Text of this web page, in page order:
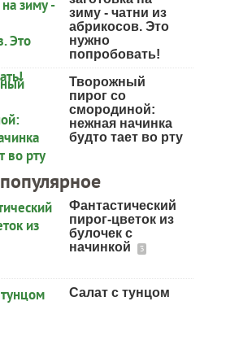
зиму - чатни из
абрикосов. Это
нужно
попробовать!
Творожный
пирог со
смородиной:
нежная начинка
будто тает во рту
Фантастический
пирог-цветок из
булочек с
начинкой
3
Салат с тунцом